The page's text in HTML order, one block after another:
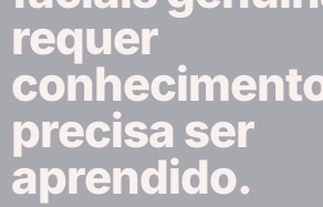
requer
precisa ser
aprendido.